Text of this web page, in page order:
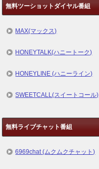
無料ツーショットダイヤル番組
MAX(マックス)
HONEYTALK(ハニートーク)
HONEYLINE (ハニーライン)
SWEETCALL(スイートコール)
無料ライブチャット番組
6969chat (ムクムクチャット)